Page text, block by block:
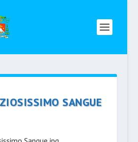
SANGUE